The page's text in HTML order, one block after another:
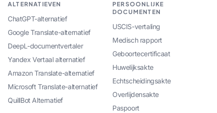
ALTERNATIEVEN
ChatGPT-alternatief
Google Translate-alternatief
DeepL-documentvertaler
Yandex Vertaal alternatief
Amazon Translate-alternatief
Microsoft Translate-alternatief
QuillBot Alternatief
PERSOONLIJKE
DOCUMENTEN
USCIS-vertaling
Medisch rapport
Geboortecertificaat
Huwelijksakte
Echtscheidingsakte
Overlijdensakte
Paspoort